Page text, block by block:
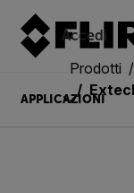
Accedi
APPLICAZIONI
Prodotti